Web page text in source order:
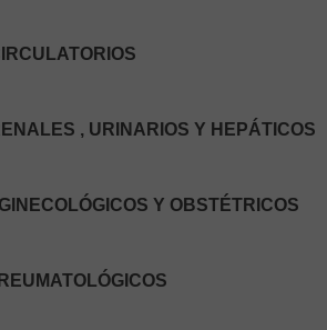
, URINARIOS Y HEPÁTICOS
Y OBSTÉTRICOS